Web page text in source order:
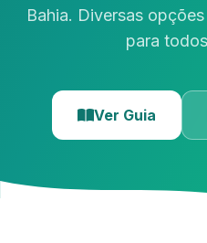
Bahia. Diversas
para
Ver Guia